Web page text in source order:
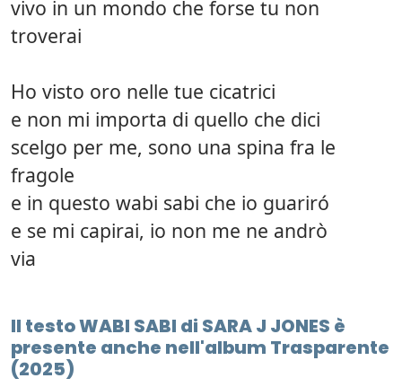
vivo in un mondo che forse tu non
troverai
Ho visto oro nelle tue cicatrici
e non mi importa di quello che dici
scelgo per me, sono una spina fra le
fragole
e in questo wabi sabi che io guariró
e se mi capirai, io non me ne andrò
via
Il testo WABI SABI di SARA J JONES è
presente anche nell'album Trasparente
(2025)